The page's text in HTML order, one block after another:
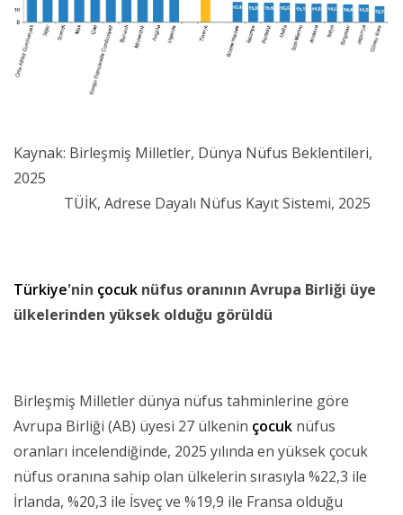
Kaynak: Birleşmiş Milletler, Dünya Nüfus Beklentileri,
2025
TÜİK, Adrese Dayalı Nüfus Kayıt Sistemi, 2025
Türkiye'nin çocuk nüfus oranının Avrupa Birliği üye
ülkelerinden yüksek olduğu görüldü
Birleşmiş Milletler dünya nüfus tahminlerine göre
Avrupa Birliği (AB) üyesi 27 ülkenin çocuk nüfus
oranları incelendiğinde, 2025 yılında en yüksek çocuk
nüfus oranına sahip olan ülkelerin sırasıyla %22,3 ile
İrlanda, %20,3 ile İsveç ve %19,9 ile Fransa olduğu